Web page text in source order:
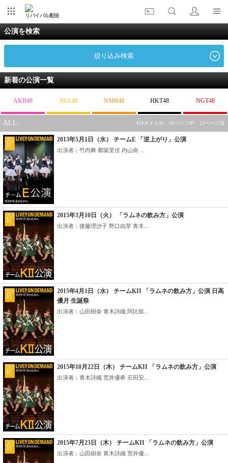
リバイバル配信
公演を検索
絞り込み検索
新着の公演一覧
AKB48 SKE48 NMB48 HKT48 NGT48
ALL 454タイトル 16ページ中 13ページ目
2013年5月1日（水） チームE 「逆上がり」公演
出演者：竹内舞 都築里佳 内山命 ...
2015年3月10日（火） 「ラムネの飲み方」公演
出演者：後藤理沙子 野口由芽 青木...
2015年4月1日（水） チームKII 「ラムネの飲み方」公演 日高
優月 生誕祭
出演者：山田樹奈 青木詩織 阿比留...
2015年10月22日（木） チームKII 「ラムネの飲み方」公演
出演者：青木詩織 荒井優希 石田安...
2015年7月23日（木） チームKII 「ラムネの飲み方」公演
出演者：山田樹奈 青木詩織 荒井優...